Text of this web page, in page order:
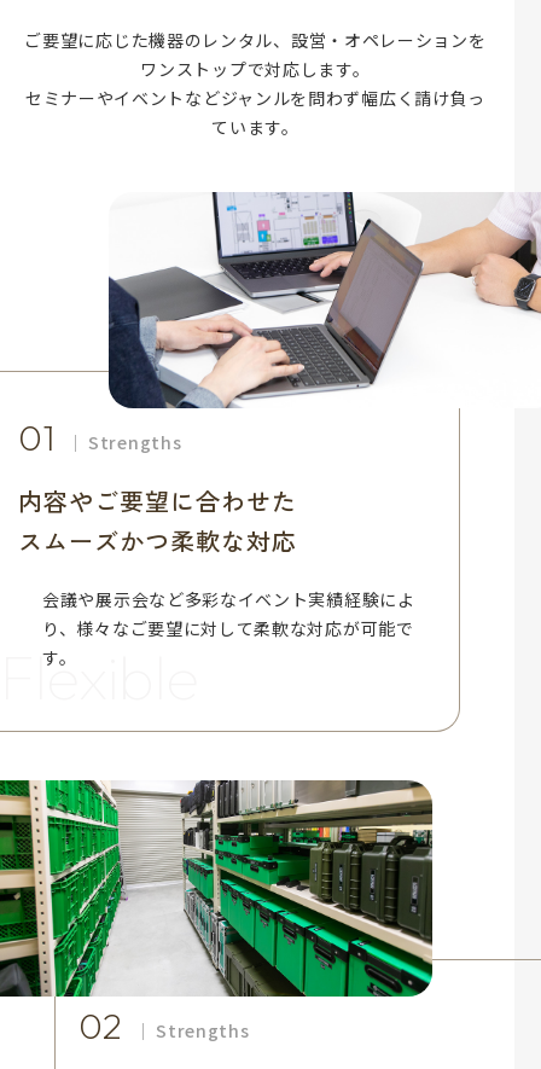
ご要望に応じた機器のレンタル、設営・オペレーションを
ワンストップで対応します。
セミナーやイベントなどジャンルを問わず幅広く請け負っ
ています。
01 Strengths
内容やご要望に合わせた
スムーズかつ柔軟な対応​​​​​​​
会議や展示会など多彩なイベント実績経験によ
り、様々なご要望に対して柔軟な対応が可能で
す。
Flexible
02 Strengths